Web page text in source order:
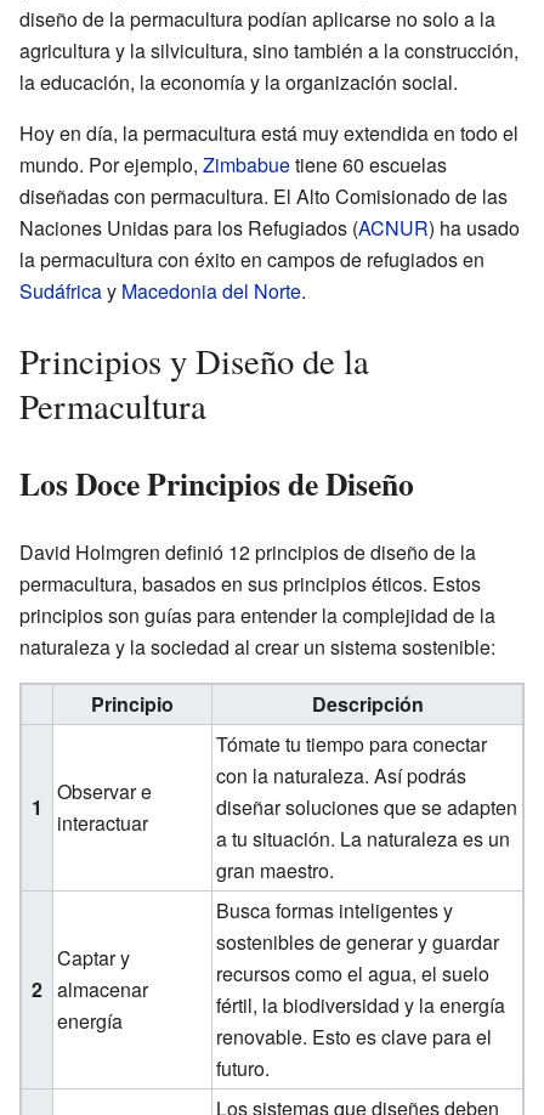
diseño de la permacultura podían aplicarse no solo a la
agricultura y la silvicultura, sino también a la construcción,
la educación, la economía y la organización social.
Hoy en día, la permacultura está muy extendida en todo el
mundo. Por ejemplo, Zimbabuetiene 60 escuelas
diseñadas con permacultura. El Alto Comisionado de las
Naciones Unidas para los Refugiados (ACNUR) ha usado
la permacultura con éxito en campos de refugiados en
Sudáfricay Macedonia del Norte.
Principios y Diseño de la
Permacultura
Los Doce Principios de Diseño
David Holmgren definió 12 principios de diseño de la
permacultura, basados en sus principios éticos. Estos
principios son guías para entender la complejidad de la
naturaleza y la sociedad al crear un sistema sostenible:
Principio Descripción
1
Observar e
interactuar
Tómate tu tiempo para conectar
con la naturaleza. Así podrás
diseñar soluciones que se adapten
a tu situación. La naturaleza es un
gran maestro.
2
Captar y
almacenar
energía
Busca formas inteligentes y
sostenibles de generar y guardar
recursos como el agua, el suelo
fértil, la biodiversidad y la energía
renovable. Esto es clave para el
futuro.
Los sistemas que diseñes deben